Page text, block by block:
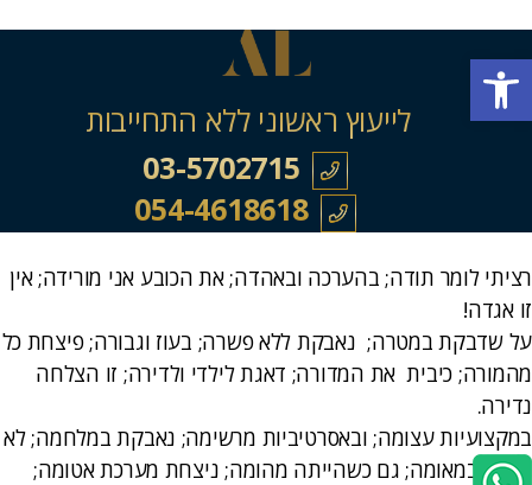
פתח סרגל נגישות
לייעוץ ראשוני ללא התחייבות
03-5702715
054-4618618
רציתי לומר תודה; בהערכה ובאהדה; את הכובע אני מורידה; אין
זו אגדה!
על שדבקת במטרה; נאבקת ללא פשרה; בעוז וגבורה; פיצחת כל
מהמורה; כיבית את המדורה; דאגת לילדי ולדירה; זו הצלחה
נדירה.
במקצועיות עצומה; ובאסרטיביות מרשימה; נאבקת במלחמה; לא
חסכת במאומה; גם כשהייתה מהומה; ניצחת מערכת אטומה;